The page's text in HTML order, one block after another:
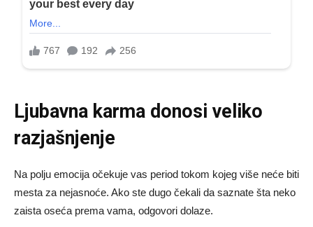
Ljubavna karma donosi veliko
razjašnjenje
Na polju emocija očekuje vas period tokom kojeg više neće biti
mesta za nejasnoće. Ako ste dugo čekali da saznate šta neko
zaista oseća prema vama, odgovori dolaze.